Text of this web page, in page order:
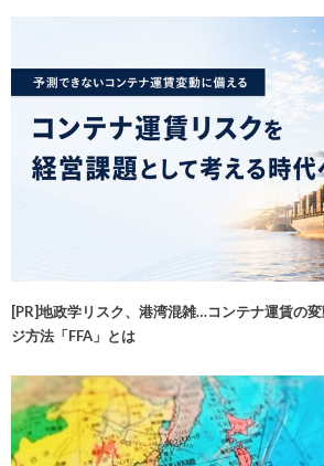
[PR]地政学リスク、港湾混雑…コンテナ運賃の
ジ方法「FFA」とは